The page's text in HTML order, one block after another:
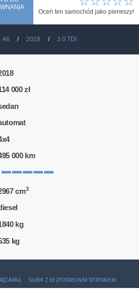
Oceń ten samochód jako pierwszy!
A6 2018 3.0 TDI
000 zł
000 km
cm3
kg
kg
SILNIK Z BEZPOŚREDNIM WTRYSKIEM